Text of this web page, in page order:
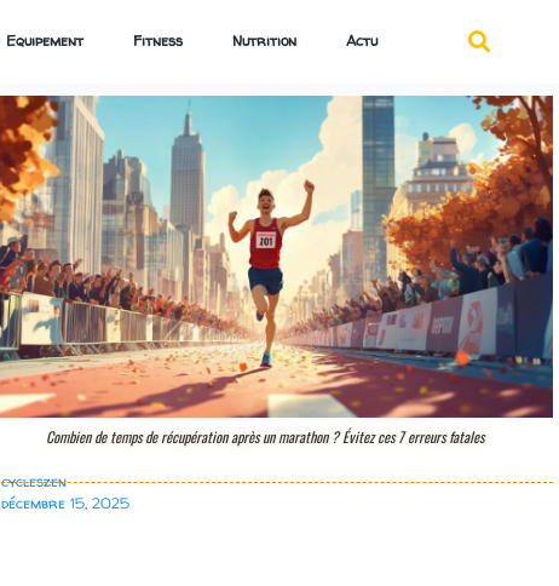
Equipement Fitness Nutrition Actu
Combien de temps de récupération après un marathon ? Évitez ces 7 erreurs fatales
cycleszen
décembre 15, 2025